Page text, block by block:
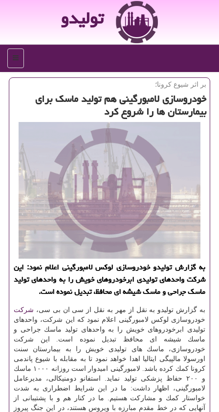
تولیدو
منو
بر اثر شیوع كرونا؛
خودروسازی لامبورگینی هم تولید ماسك برای
بیمارستان ها را شروع كرد
به گزارش تولیدو خودروسازی لوكس لامبورگینی اعلام نمود: این
شركت واحدهای تولیدی ابرخودروهای خویش را به واحدهای تولید
ماسك جراحی و ماسك شیشه ای محافظ، تبدیل نموده است.
به گزارش تولیدو به نقل از مهر به نقل از سی ان بی سی، شركت
خودروسازی لوكس لامبورگینی اعلام نمود كه این شركت، واحدهای
تولیدی ابرخودروهای خویش را به واحدهای تولید ماسك جراحی و
ماسك شیشه ای محافظ تبدیل نموده است. این شركت
خودروسازی، ماسك های تولیدی خویش را به بیمارستان سنت
اورسولا مالپیگی ایتالیا اهدا خواهد نمود تا به مقابله با شیوع پاندمی
كرونا كمك كرده باشد. لامبورگینی امیدوار است روزانه ۱۰۰۰ ماسك
و ۲۰۰ حفاظ پزشكی تولید نماید. استفانو دومنیكالی، مدیرعامل
لامبورگینی، اظهار داشت: ما در این شرایط اضطراری به شدت
خواستار كمك و مشاركت هستیم. ما در كنار هم و با پشتیبانی از
آنهایی كه در خط مقدم مبارزه با ویروس هستند، در این جنگ پیروز